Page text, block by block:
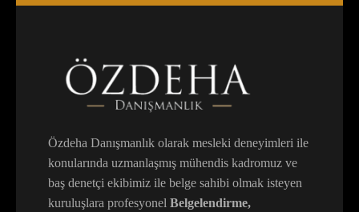
Özdeha Danışmanlık olarak mesleki deneyimleri ile
konularında uzmanlaşmış mühendis kadromuz ve
baş denetçi ekibimiz ile belge sahibi olmak isteyen
kuruluşlara profesyonel Belgelendirme,